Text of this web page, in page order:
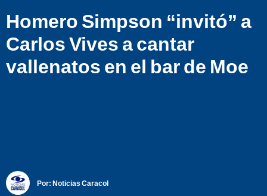
Homero Simpson “invitó” a
Carlos Vives a cantar
vallenatos en el bar de Moe
Por: Noticias Caracol